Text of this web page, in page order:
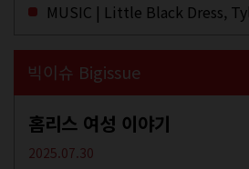
빅이슈 Bigissue
홈리스 여성 이야기
2025.07.30